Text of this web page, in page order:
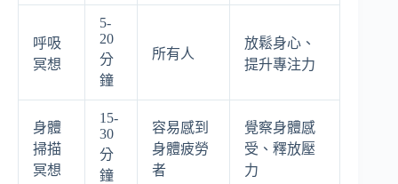
呼吸
冥想
5-
20
分
鐘
所有人
放鬆身心、
提升專注力
身體
掃描
冥想
15-
30
分
鐘
容易感到
身體疲勞
者
覺察身體感
受、釋放壓
力